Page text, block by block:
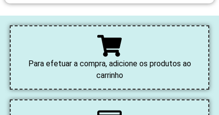
Para efetuar a compra, adicione os produtos ao
carrinho